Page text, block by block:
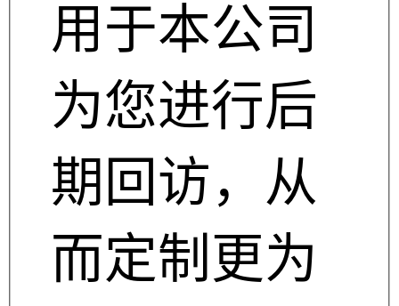
用于本公司
为您进行后
期回访，从
而定制更为